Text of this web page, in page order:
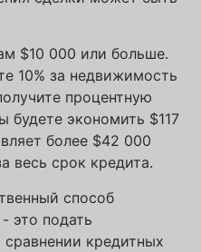
$10 000 или больше.
10% за недвижимость
процентную
будете экономить $117
более $42 000
весь срок кредита.
способ
это подать
кредитных